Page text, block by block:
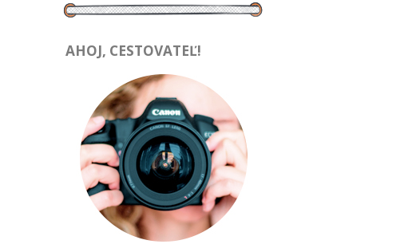
AHOJ, CESTOVATEĽ!